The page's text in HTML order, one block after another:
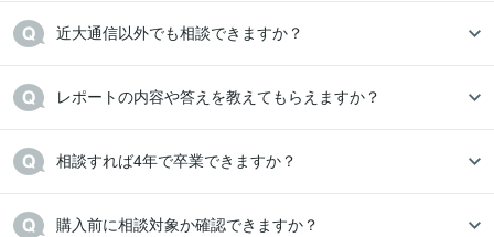
近大通信以外でも相談できますか？
レポートの内容や答えを教えてもらえますか？
相談すれば4年で卒業できますか？
購入前に相談対象か確認できますか？